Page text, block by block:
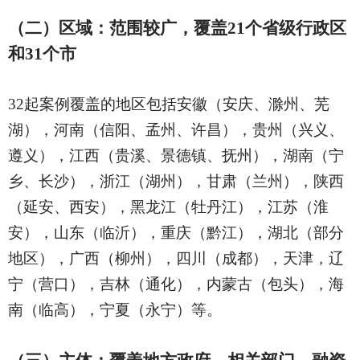
（二）区域：范围较广，覆盖21个省级行政区
和31个市
32起案例覆盖的地区包括安徽（安庆、滁州、芜
湖），河南（信阳、孟州、许昌），贵州（兴义、
遵义），江西（贵溪、景德镇、抚州），湖南（宁
乡、长沙），浙江（湖州），甘肃（兰州），陕西
（延安、西安），黑龙江（牡丹江），江苏（淮
安），山东（临沂），重庆（黔江），湖北（部分
地区），广西（柳州），四川（成都），天津，辽
宁（营口），吉林（通化），内蒙古（包头），海
南（临高），宁夏（永宁）等。